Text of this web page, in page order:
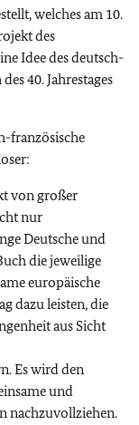
welches am 10.
des
Idee des deutsch-
40. Jahrestages
französische
von großer
nur
Deutsche und
die jeweilige
europäische
dazu leisten, die
aus Sicht
Es wird den
und
nachzuvollziehen.